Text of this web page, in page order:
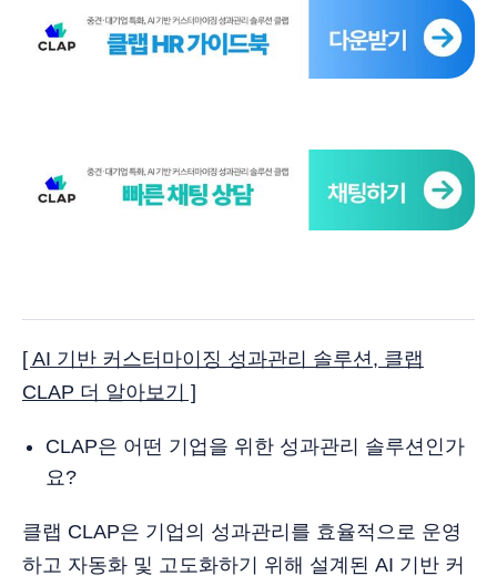
[ AI 기반 커스터마이징 성과관리 솔루션, 클랩
CLAP 더 알아보기 ]
CLAP은 어떤 기업을 위한 성과관리 솔루션인가
요?
클랩 CLAP은 기업의 성과관리를 효율적으로 운영
하고 자동화 및 고도화하기 위해 설계된 AI 기반 커